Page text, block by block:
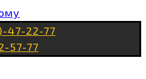
47-22-77
57-77